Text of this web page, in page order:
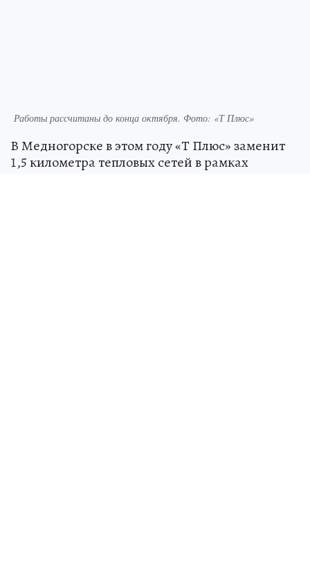
Работы рассчитаны до конца октября. Фото: «Т Плюс»
В Медногорске в этом году «Т Плюс» заменит
1,5 километра тепловых сетей в рамках